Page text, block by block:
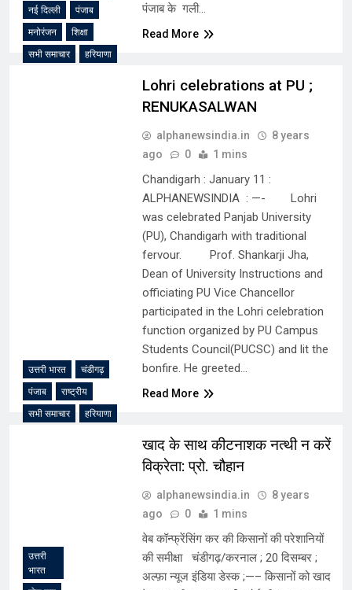
पंजाब के गली…
Read More
नई दिल्ली
पंजाब
मनोरंजन
शिक्षा
सभी समाचार
हरियाणा
Lohri celebrations at PU ;
RENUKASALWAN
alphanewsindia.in
8 years
ago
0 1 mins
Chandigarh : January 11 :
ALPHANEWSINDIA : —- Lohri
was celebrated Panjab University
(PU), Chandigarh with traditional
fervour. Prof. Shankarji Jha,
Dean of University Instructions and
officiating PU Vice Chancellor
participated in the Lohri celebration
function organized by PU Campus
Students Council(PUCSC) and lit the
bonfire. He greeted…
Read More
उत्तरी भारत
चंडीगढ़
पंजाब
राष्ट्रीय
सभी समाचार
हरियाणा
खाद के साथ कीटनाशक नत्थी न करें
विक्रेता: प्रो. चौहान
alphanewsindia.in
8 years
ago
0 1 mins
वेब कॉन्फ्रेंसिंग कर की किसानों की परेशानियों
की समीक्षा चंडीगढ़/करनाल ; 20 दिसम्बर ;
अल्फ़ा न्यूज इंडिया डेस्क ;—– किसानों को खाद
उत्तरी
भारत